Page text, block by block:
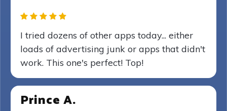
I tried dozens of other apps today... either
loads of advertising junk or apps that didn't
work. This one's perfect! Top!
Prince A.